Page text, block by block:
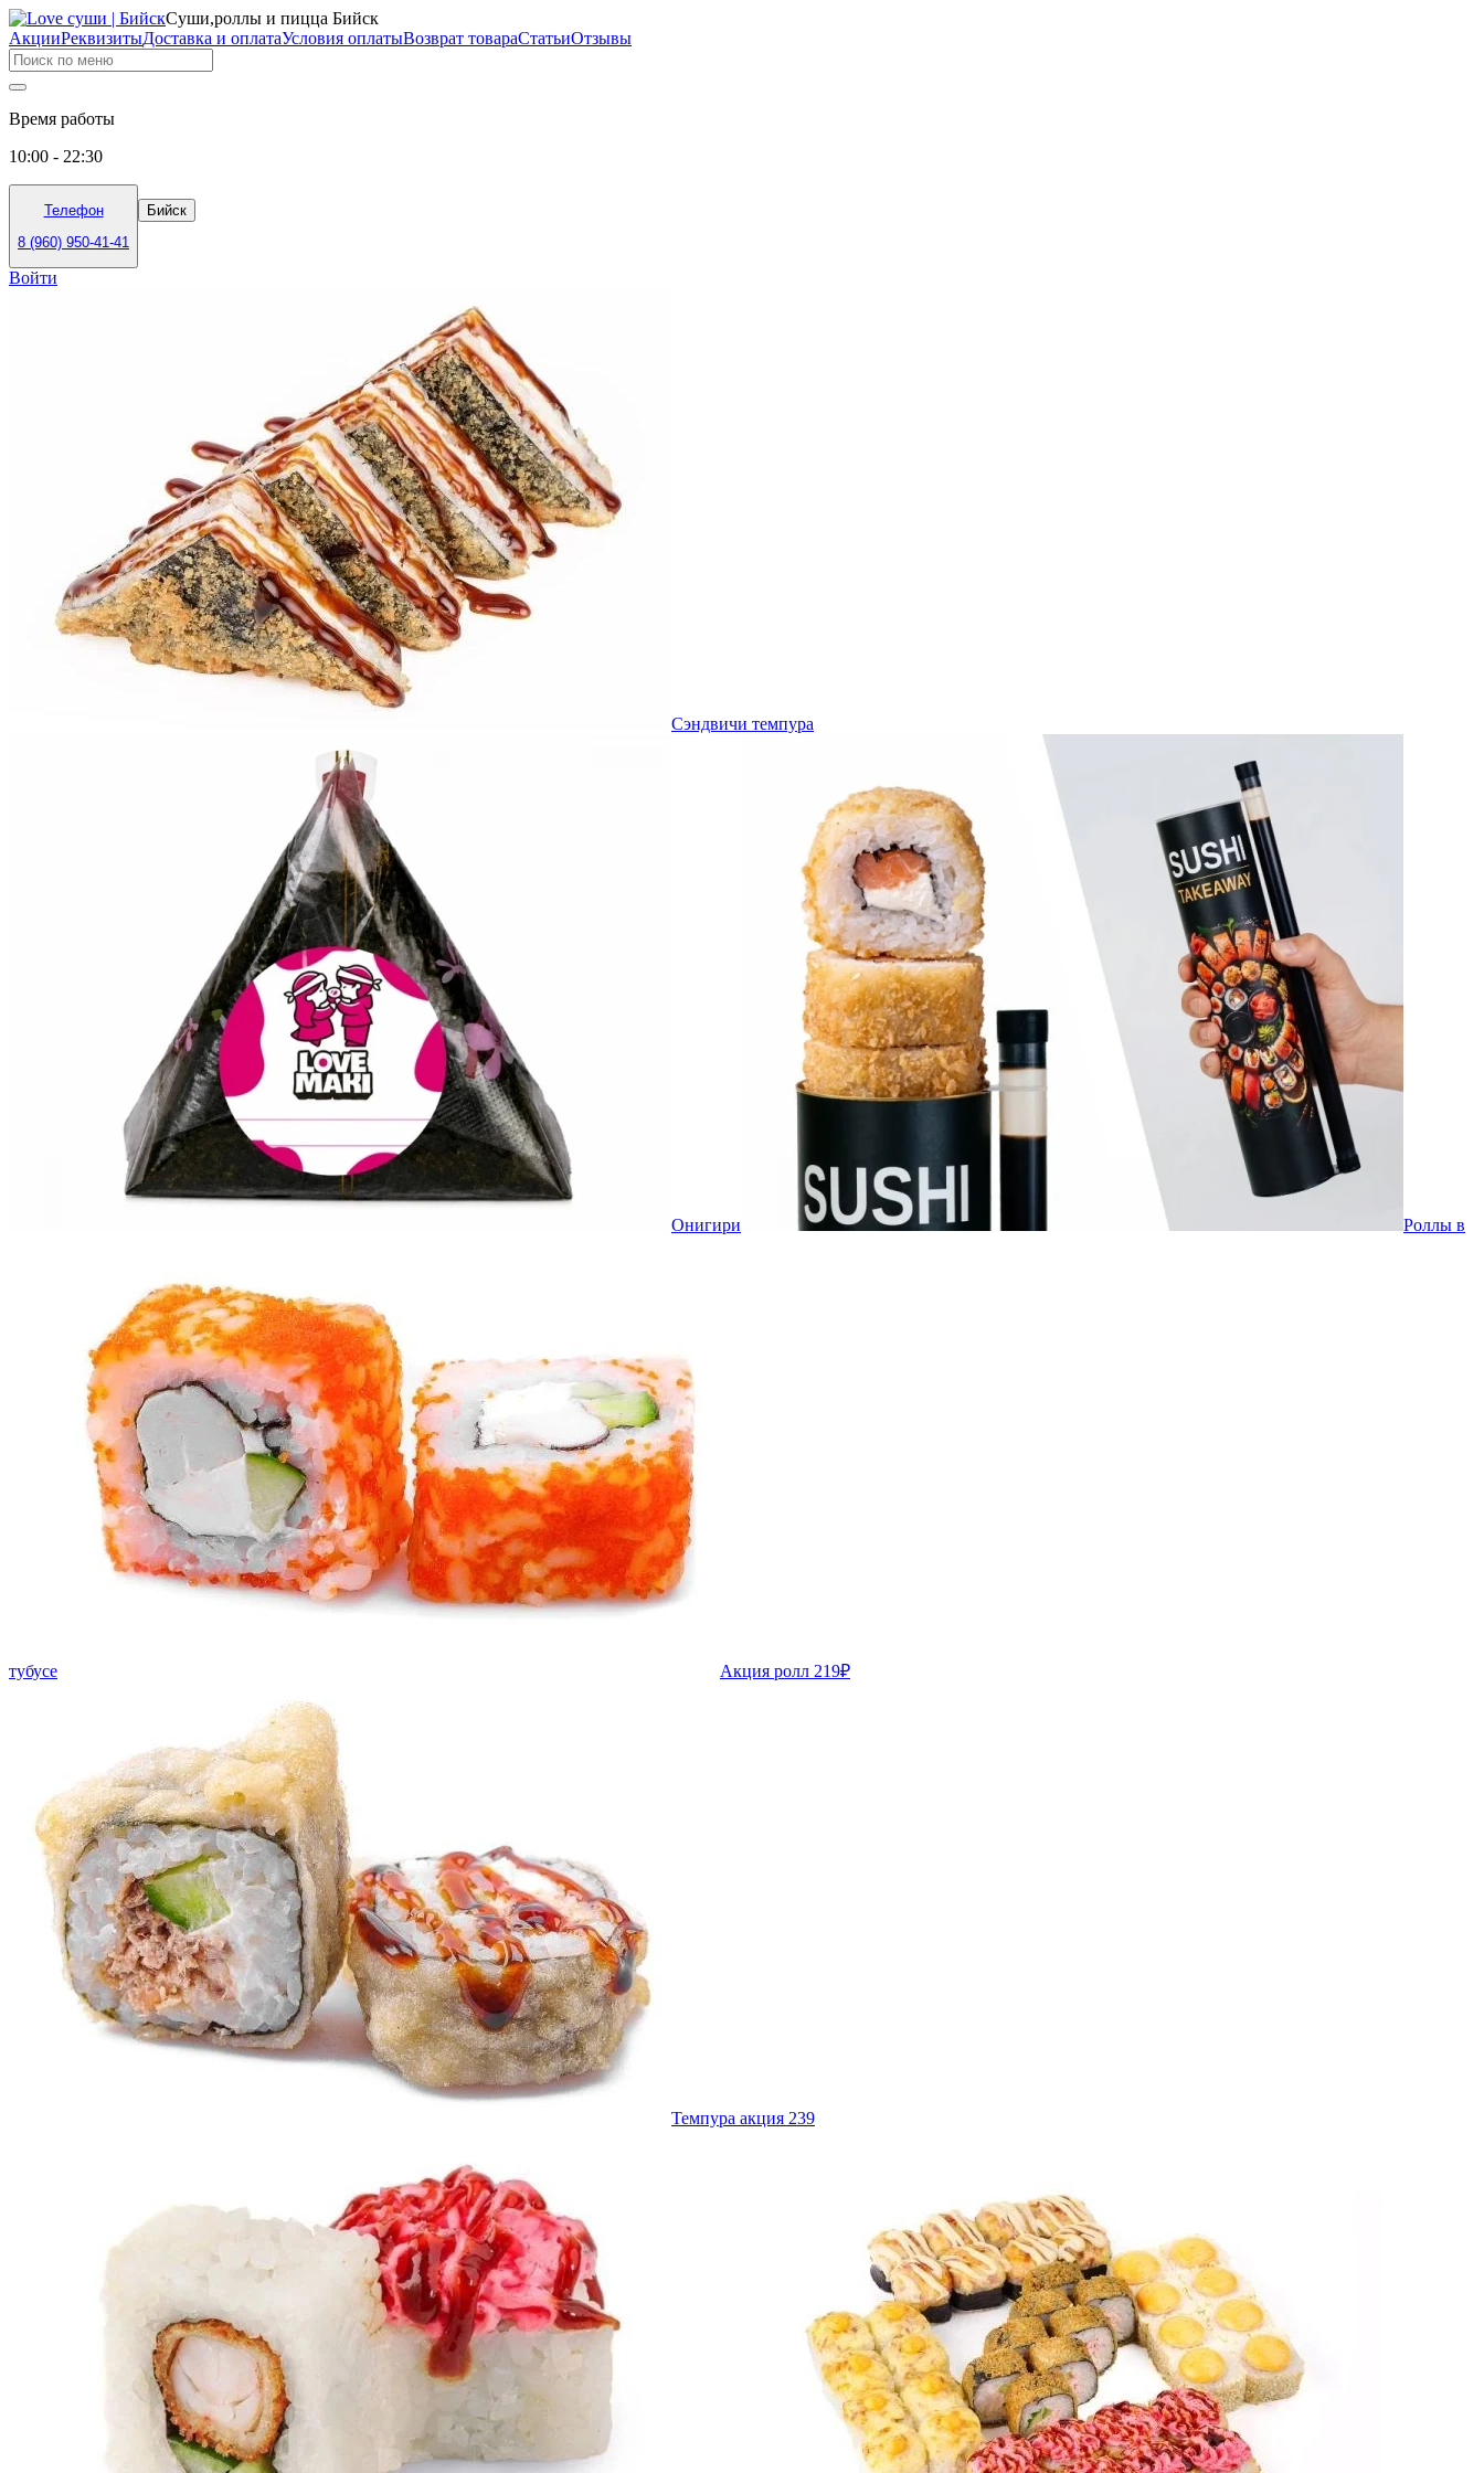
Суши,роллы и пицца Бийск
АкцииРеквизитыДоставка и оплатаУсловия оплатыВозврат товараСтатьиОтзывы
Время работы
10:00 - 22:30
Телефон
8 (960) 950-41-41
Бийск
Войти
Сэндвичи темпура
Онигири Роллы в
тубусе Акция ролл 219₽
Темпура акция 239